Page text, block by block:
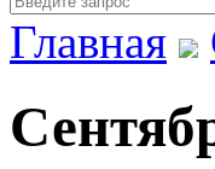
Главная